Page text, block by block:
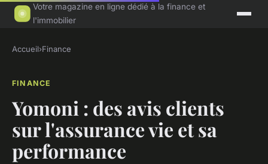
Votre magazine en ligne dédié à la finance et
l'immobilier
Accueil›Finance
FINANCE
Yomoni : des avis clients
sur l'assurance vie et sa
performance